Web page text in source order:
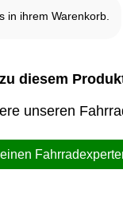
in ihrem Warenkorb.
diesem
unseren